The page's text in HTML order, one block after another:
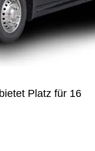
Platz für 16